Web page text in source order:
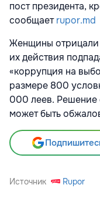
пост президента,
сообщаетrupor.md
Женщины отрицали
их действия
«коррупция на
размере 800
000 леев. Решение
может быть
Источник Rupor